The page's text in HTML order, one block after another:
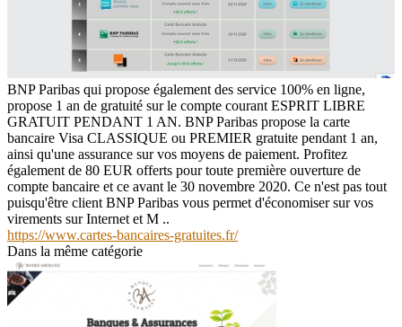
BNP Paribas qui propose également des service 100% en ligne,
propose 1 an de gratuité sur le compte courant ESPRIT LIBRE
GRATUIT PENDANT 1 AN. BNP Paribas propose la carte
bancaire Visa CLASSIQUE ou PREMIER gratuite pendant 1 an,
ainsi qu'une assurance sur vos moyens de paiement. Profitez
également de 80 EUR offerts pour toute première ouverture de
compte bancaire et ce avant le 30 novembre 2020. Ce n'est pas tout
puisqu'être client BNP Paribas vous permet d'économiser sur vos
virements sur Internet et M ..
https://www.cartes-bancaires-gratuites.fr/
Dans la même catégorie